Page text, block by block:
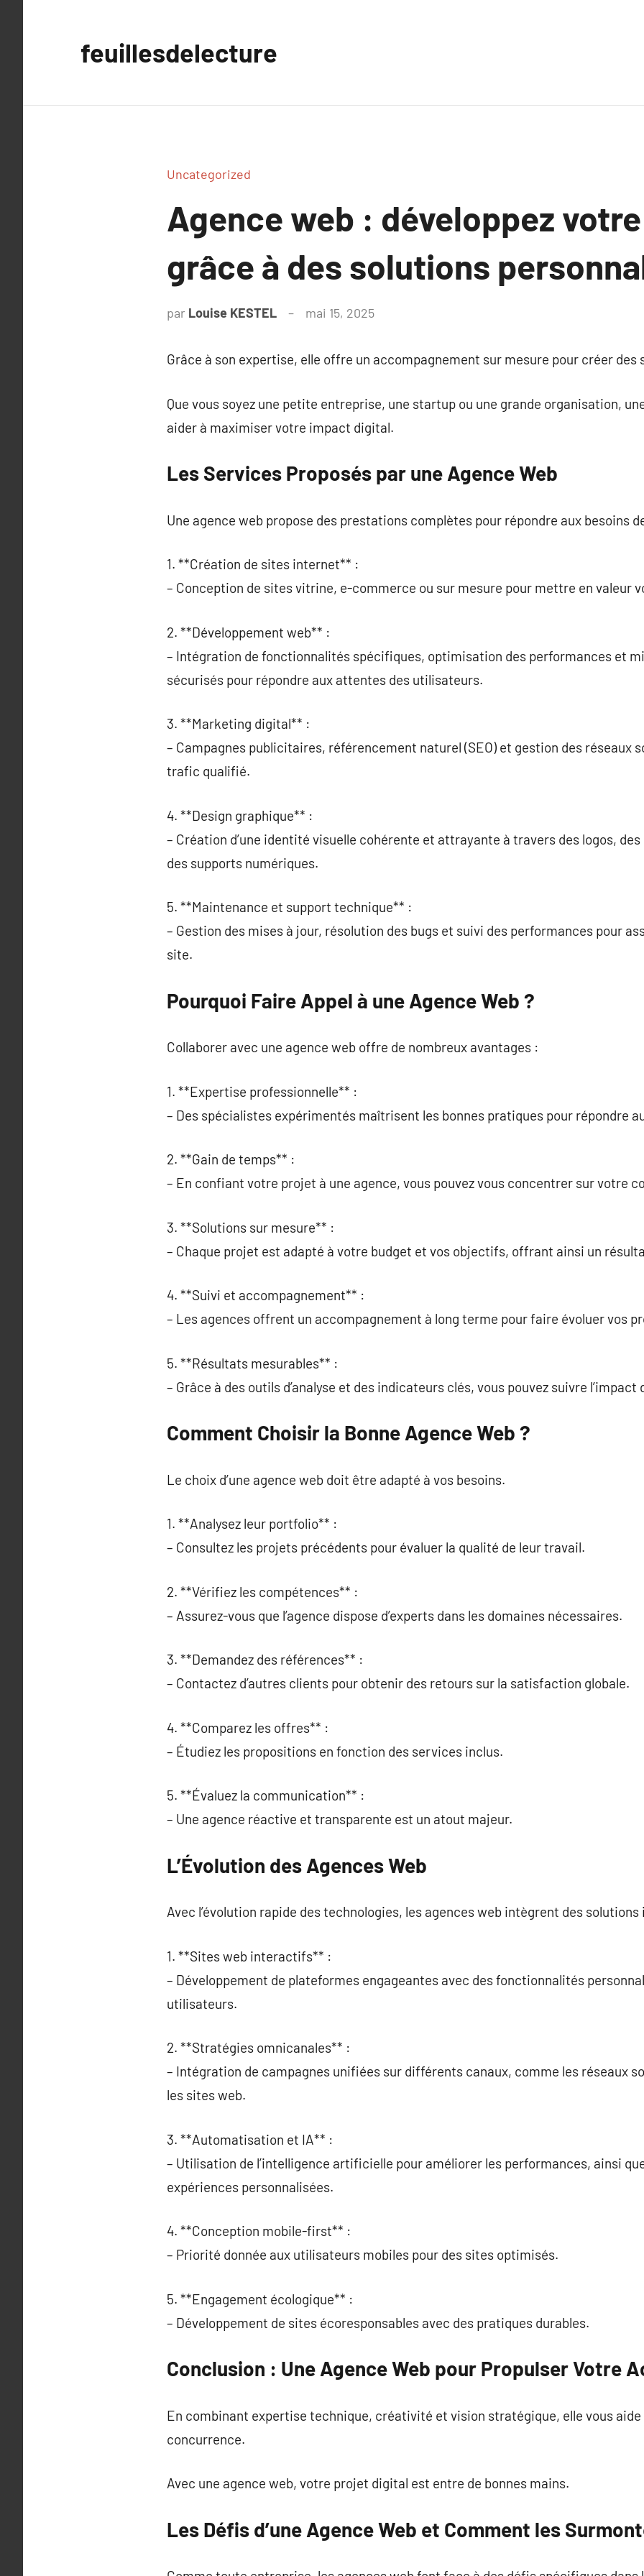
feuillesdelecture
Uncategorized
Agence web : développez
grâce à des solutions
par Louise KESTEL mai 15, 2025
Grâce à son expertise, elle offre un accompagnement sur mesure pour créer
Que vous soyez une petite entreprise, une startup ou une grande organisation,
aider à maximiser votre impact digital.
Les Services Proposés par une Agence Web
Une agence web propose des prestations complètes pour répondre aux besoins
1. **Création de sites internet** :
– Conception de sites vitrine, e-commerce ou sur mesure pour mettre en valeur
2. **Développement web** :
– Intégration de fonctionnalités spécifiques, optimisation des performances et
sécurisés pour répondre aux attentes des utilisateurs.
3. **Marketing digital** :
– Campagnes publicitaires, référencement naturel (SEO) et gestion des réseaux
trafic qualifié.
4. **Design graphique** :
– Création d’une identité visuelle cohérente et attrayante à travers des logos,
des supports numériques.
5. **Maintenance et support technique** :
– Gestion des mises à jour, résolution des bugs et suivi des performances pour
site.
Pourquoi Faire Appel à une Agence Web ?
Collaborer avec une agence web offre de nombreux avantages :
1. **Expertise professionnelle** :
– Des spécialistes expérimentés maîtrisent les bonnes pratiques pour répondre
2. **Gain de temps** :
– En confiant votre projet à une agence, vous pouvez vous concentrer sur votre
3. **Solutions sur mesure** :
– Chaque projet est adapté à votre budget et vos objectifs, offrant ainsi un
4. **Suivi et accompagnement** :
– Les agences offrent un accompagnement à long terme pour faire évoluer vos
5. **Résultats mesurables** :
– Grâce à des outils d’analyse et des indicateurs clés, vous pouvez suivre
Comment Choisir la Bonne Agence Web ?
Le choix d’une agence web doit être adapté à vos besoins.
1. **Analysez leur portfolio** :
– Consultez les projets précédents pour évaluer la qualité de leur travail.
2. **Vérifiez les compétences** :
– Assurez-vous que l’agence dispose d’experts dans les domaines nécessaires.
3. **Demandez des références** :
– Contactez d’autres clients pour obtenir des retours sur la satisfaction globale.
4. **Comparez les offres** :
– Étudiez les propositions en fonction des services inclus.
5. **Évaluez la communication** :
– Une agence réactive et transparente est un atout majeur.
L’Évolution des Agences Web
Avec l’évolution rapide des technologies, les agences web intègrent des solutions
1. **Sites web interactifs** :
– Développement de plateformes engageantes avec des fonctionnalités
utilisateurs.
2. **Stratégies omnicanales** :
– Intégration de campagnes unifiées sur différents canaux, comme les réseaux
les sites web.
3. **Automatisation et IA** :
– Utilisation de l’intelligence artificielle pour améliorer les performances, ainsi
expériences personnalisées.
4. **Conception mobile-first** :
– Priorité donnée aux utilisateurs mobiles pour des sites optimisés.
5. **Engagement écologique** :
– Développement de sites écoresponsables avec des pratiques durables.
Conclusion : Une Agence Web pour Propulser Votre
En combinant expertise technique, créativité et vision stratégique, elle vous aide
concurrence.
Avec une agence web, votre projet digital est entre de bonnes mains.
Les Défis d’une Agence Web et Comment les